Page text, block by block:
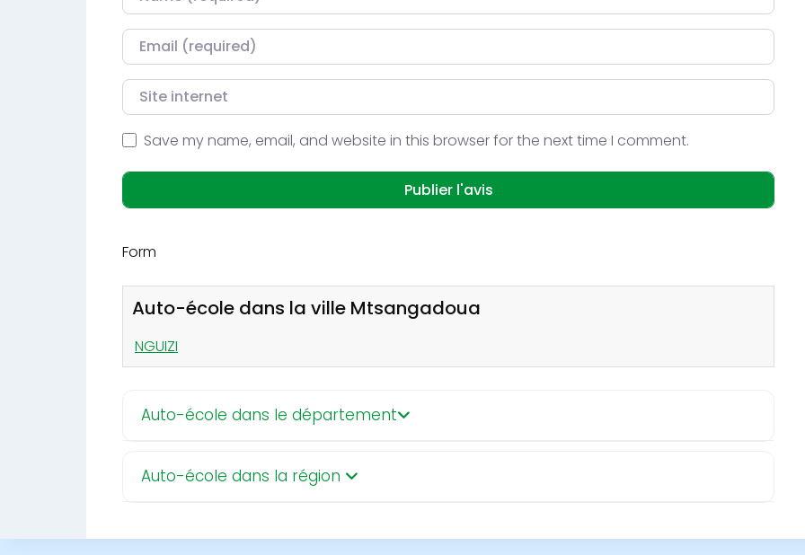
Courriel
Site internet
Save my name, email, and website in this browser for the next time I comment.
Form
Auto-école dans la ville Mtsangadoua
NGUIZI
Auto-école dans le département
Auto-école dans la région